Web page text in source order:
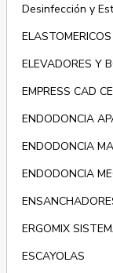
Desinfección y
ELASTOMERICOS
ELEVADORES Y
EMPRESS CAD
ENDODONCIA
ENDODONCIA
ENDODONCIA
ERGOMIX
ESCAYOLAS